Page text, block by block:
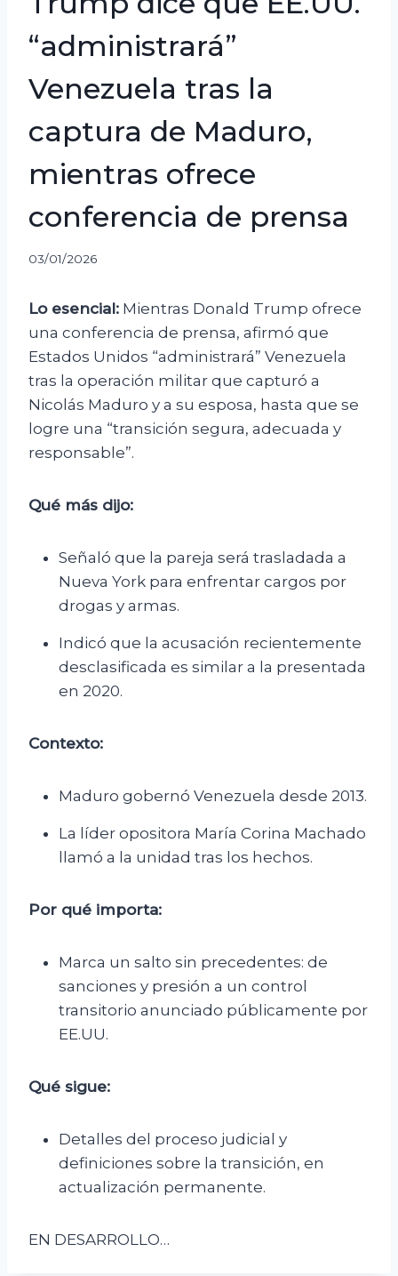
“administrará”
Venezuela tras la
captura de Maduro,
mientras ofrece
conferencia de prensa
03/01/2026
Lo esencial: Mientras Donald Trump ofrece
una conferencia de prensa, afirmó que
Estados Unidos “administrará” Venezuela
tras la operación militar que capturó a
Nicolás Maduro y a su esposa, hasta que se
logre una “transición segura, adecuada y
responsable”.
Qué más dijo:
Señaló que la pareja será trasladada a
Nueva York para enfrentar cargos por
drogas y armas.
Indicó que la acusación recientemente
desclasificada es similar a la presentada
en 2020.
Contexto:
Maduro gobernó Venezuela desde 2013.
La líder opositora María Corina Machado
llamó a la unidad tras los hechos.
Por qué importa:
Marca un salto sin precedentes: de
sanciones y presión a un control
transitorio anunciado públicamente por
EE.UU.
Qué sigue:
Detalles del proceso judicial y
definiciones sobre la transición, en
actualización permanente.
EN DESARROLLO…